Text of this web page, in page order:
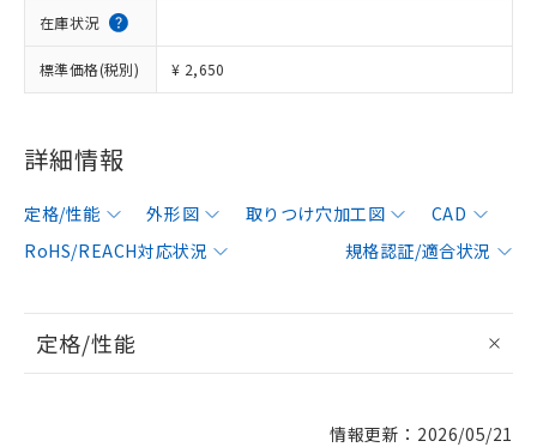
在庫状況
標準価格(税別) ¥ 2,650
詳細情報
定格/性能 外形図 取りつけ穴加工図
CAD
RoHS/REACH対応状況
規格認証/適合状況
定格/性能
情報更新：2026/05/21